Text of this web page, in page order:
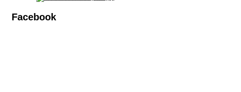
Facebook